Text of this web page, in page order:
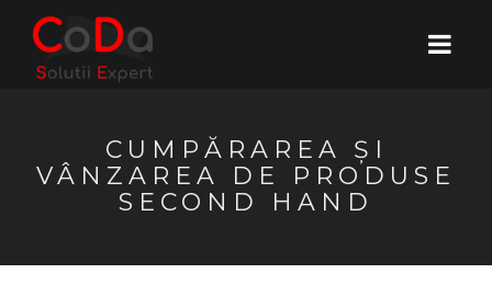
CUMPĂRAREA ȘI
VÂNZAREA DE PRODUSE
SECOND HAND